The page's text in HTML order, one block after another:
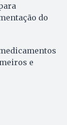
do
e